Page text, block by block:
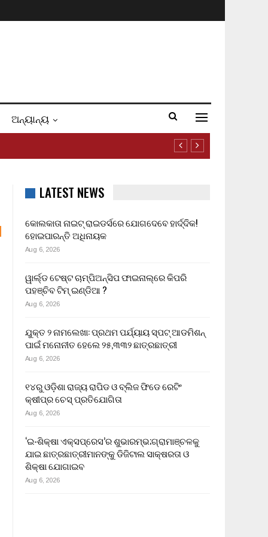
ଅନ୍ୟାନ୍ୟ
LATEST NEWS
କୋଲକାତା ନାଇଟ୍ ରାଇଡର୍ସରେ ଯୋଗଦେବେ ହାର୍ଦ୍ଦିକ!
ହୋଇପାରନ୍ତି ଅଧିନାୟକ
Aug 6, 2026
ୱାର୍ଲ୍ଡ ଟେଷ୍ଟ ଚାମ୍ପିଅନ୍‌ସିପ ଫାଇନାଲ୍‌ରେ କିପରି
ପହଞ୍ଚିବ ଟିମ୍ ଇଣ୍ଡିଆ ?
Aug 6, 2026
ଯୁକ୍ତ ୨ ନାମଲେଖା: ପ୍ରଥମ ପର୍ଯ୍ୟାୟ ସ୍ପଟ୍ ଆଡମିଶନ୍
ପାଇଁ ମନୋନୀତ ହେଲେ ୨୫,୩୩୨ ଛାତ୍ରଛାତ୍ରୀ
Aug 6, 2026
୧୪ରୁ ଓଡ଼ିଶା ରାଜ୍ୟ ରାପିଡ ଓ ବ୍ଲିଜ ଫିଡେ ରେଟିଂ
କ୍ଷୀପ୍ର ଚେସ୍ ପ୍ରତିଯୋଗିତା
Aug 6, 2026
‘ଇ-ଶିକ୍ଷା ଏକ୍ସପ୍ରେସ’ର ଶୁଭାରମ୍ଭ;ଗ୍ରାମାଞ୍ଚଳକୁ
ଯାଇ ଛାତ୍ରଛାତ୍ରୀମାନଙ୍କୁ ଡିଜିଟାଲ ସାକ୍ଷରତା ଓ
ଶିକ୍ଷା ଯୋଗାଇବ
Aug 6, 2026